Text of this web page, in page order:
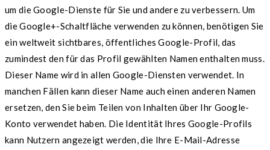
um die Google-Dienste für Sie und andere zu verbessern. Um
die Google+-Schaltfläche verwenden zu können, benötigen Sie
ein weltweit sichtbares, öffentliches Google-Profil, das
zumindest den für das Profil gewählten Namen enthalten muss.
Dieser Name wird in allen Google-Diensten verwendet. In
manchen Fällen kann dieser Name auch einen anderen Namen
ersetzen, den Sie beim Teilen von Inhalten über Ihr Google-
Konto verwendet haben. Die Identität Ihres Google-Profils
kann Nutzern angezeigt werden, die Ihre E-Mail-Adresse